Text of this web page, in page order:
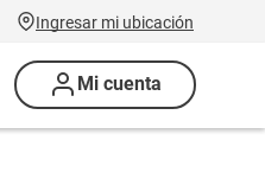
Ingresar mi ubicación
Mi cuenta